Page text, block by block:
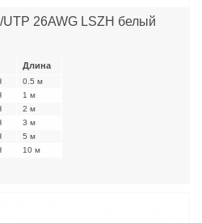
UTP 26AWG LSZH белый
Длина
0.5 м
1 м
2 м
3 м
5 м
10 м